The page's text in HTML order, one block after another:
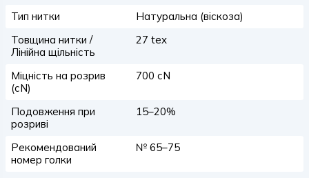
Тип нитки
Натуральна (віскоза)
Товщина нитки /
Лінійна щільність
27 tex
Міцність на розрив
(сN)
700 сN
Подовження при
розриві
15–20%
Рекомендований
номер голки
№ 65–75